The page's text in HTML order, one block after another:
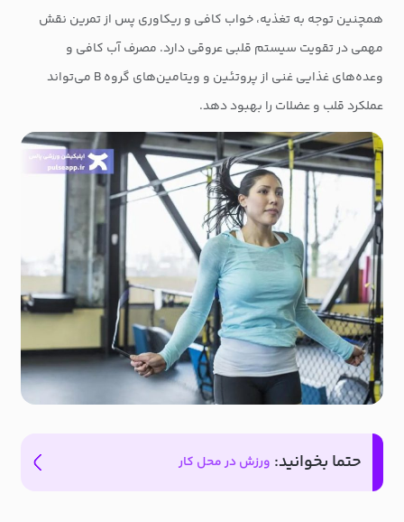
همچنین توجه به تغذیه، خواب کافی و ریکاوری پس از تمرین نقش
مهمی در تقویت سیستم قلبی عروقی دارد. مصرف آب کافی و
وعده‌های غذایی غنی از پروتئین و ویتامین‌های گروه B می‌تواند
عملکرد قلب و عضلات را بهبود دهد.
حتما بخوانید: ورزش در محل کار